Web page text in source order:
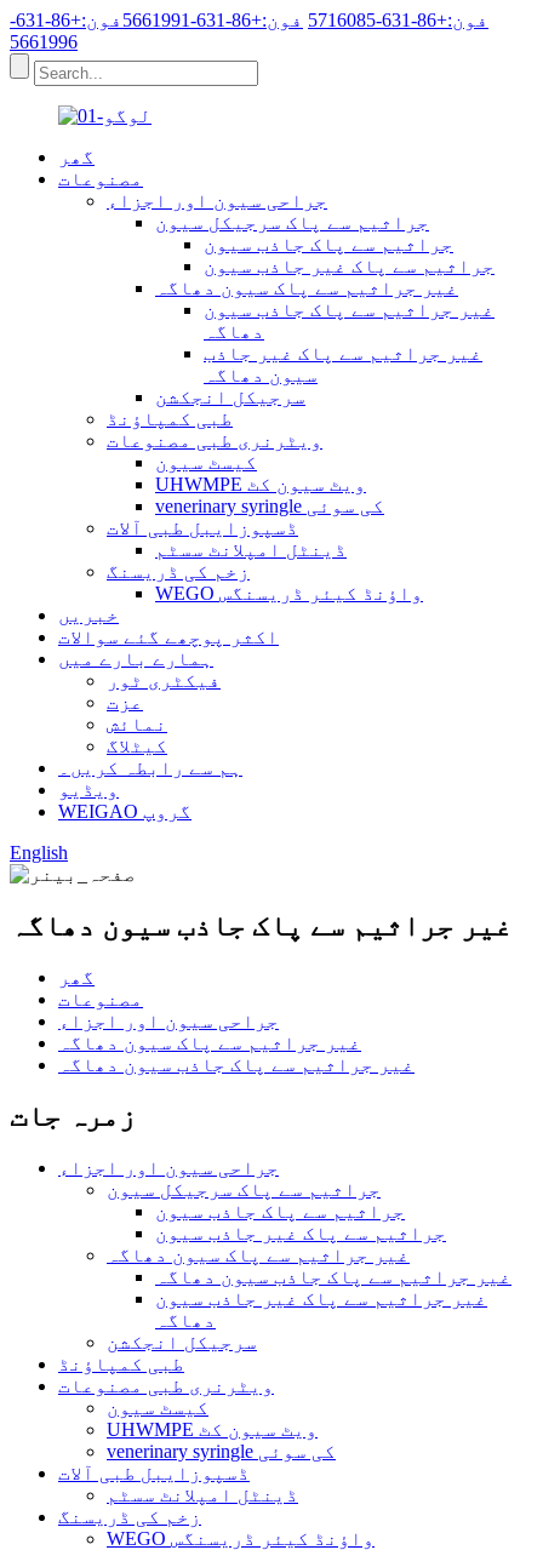
فون:+86-631-5716085 فون:+86-631-5661991
فون:+86-631-
5661996
گھر
مصنوعات
جراحی سیون اور اجزاء
جراثیم سے پاک سرجیکل سیون
جراثیم سے پاک جاذب سیون
جراثیم سے پاک غیر جاذب سیون
غیر جراثیم سے پاک سیون دھاگہ
غیر جراثیم سے پاک جاذب سیون
دھاگہ
غیر جراثیم سے پاک غیر جاذب
سیون دھاگہ
سرجیکل انجکشن
طبی کمپاؤنڈ
ویٹرنری طبی مصنوعات
کیسٹ سیون
UHWMPE ویٹ سیون کٹ
venerinary syringle کی سوئی
ڈسپوزایبل طبی آلات
ڈینٹل امپلانٹ سسٹم
زخم کی ڈریسنگ
WEGO واؤنڈ کیئر ڈریسنگس
خبریں
اکثر پوچھے گئے سوالات
ہمارے بارے میں
فیکٹری ٹور
عزت
نمائش
کیٹلاگ
ہم سے رابطہ کریں۔
ویڈیو
WEIGAO گروپ
English
غیر جراثیم سے پاک جاذب سیون دھاگہ
گھر
مصنوعات
جراحی سیون اور اجزاء
غیر جراثیم سے پاک سیون دھاگہ
غیر جراثیم سے پاک جاذب سیون دھاگہ
زمرہ جات
جراحی سیون اور اجزاء
جراثیم سے پاک سرجیکل سیون
جراثیم سے پاک جاذب سیون
جراثیم سے پاک غیر جاذب سیون
غیر جراثیم سے پاک سیون دھاگہ
غیر جراثیم سے پاک جاذب سیون دھاگہ
غیر جراثیم سے پاک غیر جاذب سیون
دھاگہ
سرجیکل انجکشن
طبی کمپاؤنڈ
ویٹرنری طبی مصنوعات
کیسٹ سیون
UHWMPE ویٹ سیون کٹ
venerinary syringle کی سوئی
ڈسپوزایبل طبی آلات
ڈینٹل امپلانٹ سسٹم
زخم کی ڈریسنگ
WEGO واؤنڈ کیئر ڈریسنگس